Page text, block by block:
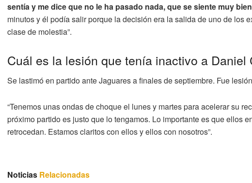
sentía y me dice que no le ha pasado nada, que se siente muy
minutos y él podía salir porque la decisión era la salida de uno de los
clase de molestia”.
Cuál es la lesión que tenía inactivo a Daniel
Se lastimó en partido ante Jaguares a finales de septiembre. Fue
“Tenemos unas ondas de choque el lunes y martes para acelerar su
próximo partido es justo que lo tengamos. Lo importante es que ellos
retrocedan. Estamos claritos con ellos y ellos con nosotros”.
Noticias Relacionadas